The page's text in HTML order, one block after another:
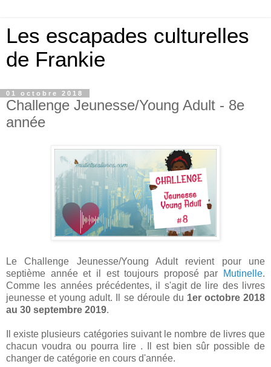
Les escapades culturelles
de Frankie
01 octobre 2018
Challenge Jeunesse/Young Adult - 8e
année
Le Challenge Jeunesse/Young Adult revient pour une
septième année et il est toujours proposé par
Mutinelle.
Comme les années précédentes, il s'agit de lire des livres
jeunesse et young adult. Il se déroule du 1er octobre 2018
au 30 septembre 2019.
Il existe plusieurs catégories suivant le nombre de livres que
chacun voudra ou pourra lire . Il est bien sûr possible de
changer de catégorie en cours d'année.